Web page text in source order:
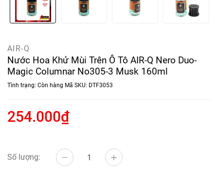
AIR-Q
Nước Hoa Khử Mùi Trên Ô Tô AIR-Q Nero Duo-
Magic Columnar No305-3 Musk 160ml
Tình trạng: Còn hàng Mã SKU: DTF3053
254.000₫
Số lượng: